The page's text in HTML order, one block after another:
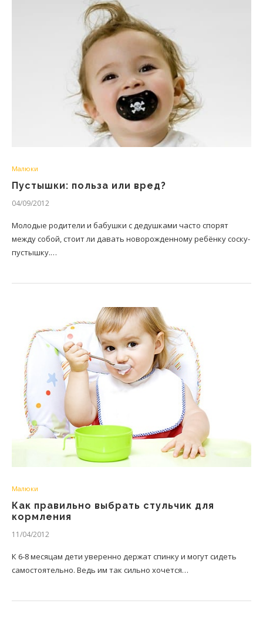
Малюки
Пустышки: польза или вред?
04/09/2012
Молодые родители и бабушки с дедушками часто спорят
между собой, стоит ли давать новорожденному ребёнку соску-
пустышку.…
Малюки
Как правильно выбрать стульчик для
кормления
11/04/2012
К 6-8 месяцам дети уверенно держат спинку и могут сидеть
самостоятельно. Ведь им так сильно хочется…